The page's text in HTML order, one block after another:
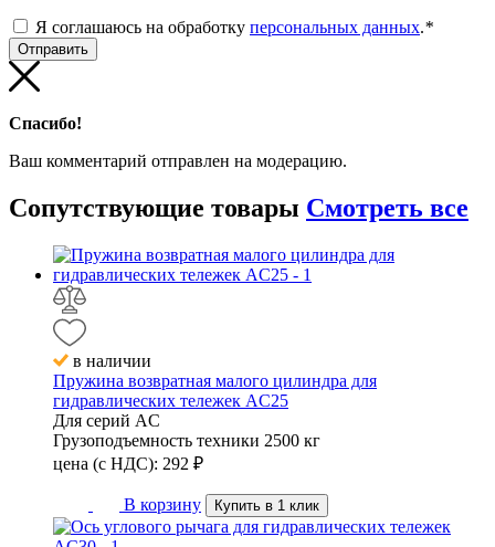
Я соглашаюсь на обработку персональных данных.*
Спасибо!
Ваш комментарий отправлен на модерацию.
Сопутствующие товары Смотреть все
в наличии
Пружина возвратная малого цилиндра для
гидравлических тележек AC25
Для серий AC
Грузоподъемность техники 2500 кг
цена (с НДС): 292 ₽
В корзину Купить в 1 клик